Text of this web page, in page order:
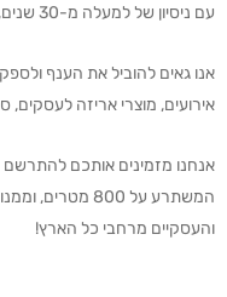
עם ניסיון של למעלה מ-30 שנים,
אנו גאים להוביל את הענף
אירועים, מוצרי אריזה לעסקים,
אנחנו מזמינים אותכם להתרשם
המשתרע על 800
והעסקיים מרחבי כל הארץ!